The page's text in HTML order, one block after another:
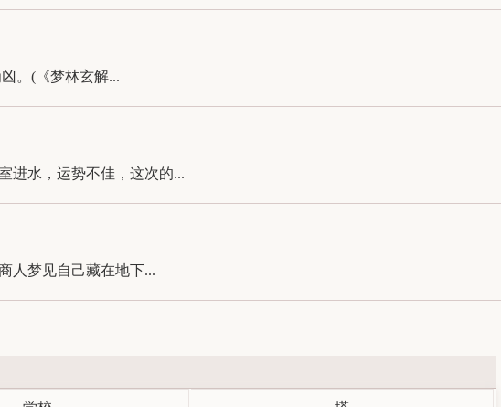
。(《梦林玄解...
进水，运势不佳，这次的...
人梦见自己藏在地下...